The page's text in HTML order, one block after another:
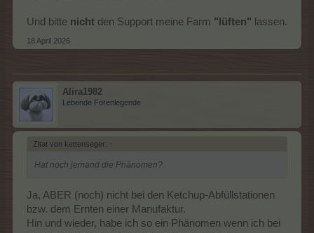
Und bitte nicht den Support meine Farm "lüften" lassen.
18 April 2026
Alira1982
Lebende Forenlegende
Zitat von kettenseger: ↑
Hat noch jemand die Phänomen?
Ja, ABER (noch) nicht bei den Ketchup-Abfüllstationen
bzw. dem Ernten einer Manufaktur.
Hin und wieder, habe ich so ein Phänomen wenn ich bei